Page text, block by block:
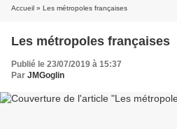
Accueil » Les métropoles françaises
Les métropoles françaises
Publié le 23/07/2019 à 15:37
Par JMGoglin